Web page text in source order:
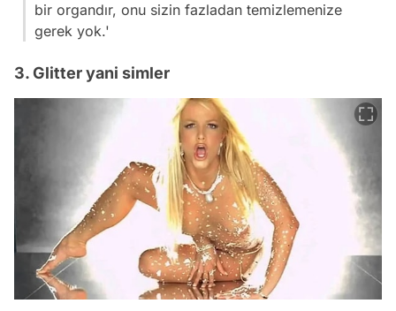
bir organdır, onu sizin fazladan temizlemenize
gerek yok.'
3. Glitter yani simler